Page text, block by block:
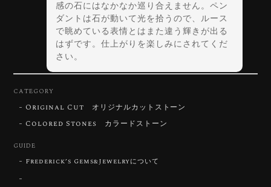
感の石にはなかなか巡り合えません。ペン
ダントは石が動いて光を拾うので、ルース
で眺めている表情とはまた違う輝きが出る
はずです。仕上がりを楽しみにされてくだ
さい。
2026/07/30
CATEGORY
Original Cut オリジナルカットストーン
Colored Stones カラードストーン
GUIDE
Frederick’s Gems&Jewelryについて